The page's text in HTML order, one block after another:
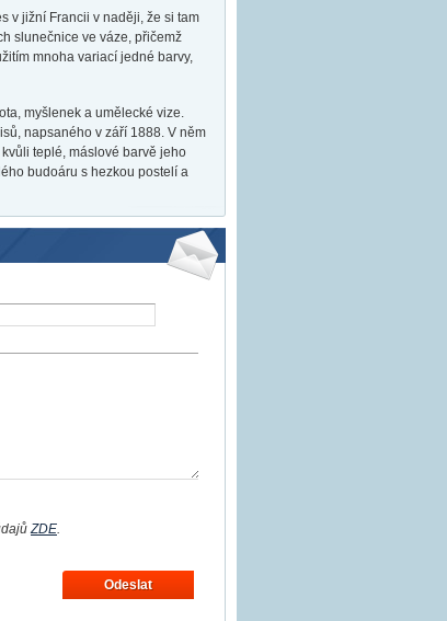
v jižní Francii v naději, že si tam
slunečnice ve váze, přičemž
mnoha variací jedné barvy,
myšlenek a umělecké vize.
napsaného v září 1888. V něm
teplé, máslové barvě jeho
budoáru s hezkou postelí a
ZDE
Odeslat